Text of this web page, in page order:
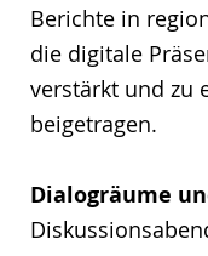
Berichte in
die digitale
verstärkt und zu
beigetragen.
Dialogräume